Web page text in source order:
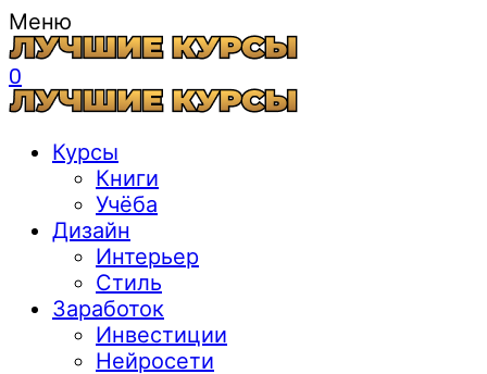
Меню
0
Курсы
Книги
Учёба
Дизайн
Интерьер
Стиль
Заработок
Инвестиции
Нейросети